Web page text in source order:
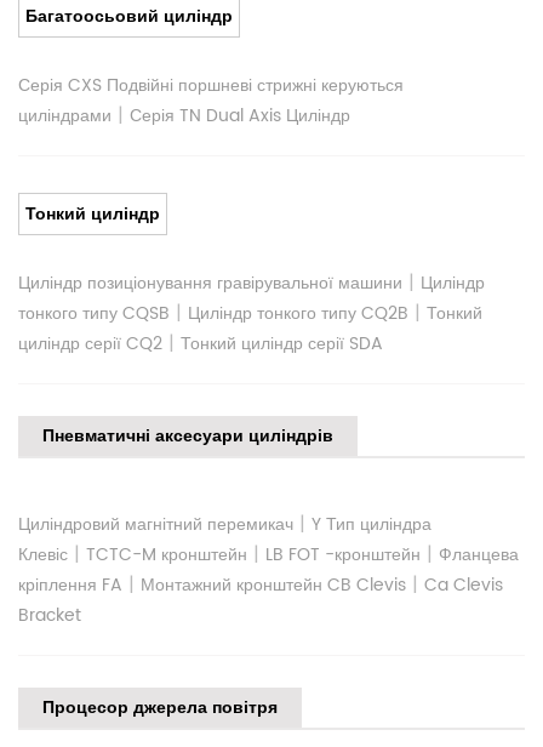
Багатоосьовий циліндр
Серія CXS Подвійні поршневі стрижні керуються
циліндрами | Серія TN Dual Axis Циліндр
Тонкий циліндр
Циліндр позиціонування гравірувальної машини | Циліндр
тонкого типу CQSB | Циліндр тонкого типу CQ2B | Тонкий
циліндр серії CQ2 | Тонкий циліндр серії SDA
Пневматичні аксесуари циліндрів
Циліндровий магнітний перемикач | Y Тип циліндра
Клевіс | TCTC-M кронштейн | LB FOT -кронштейн | Фланцева
кріплення FA | Монтажний кронштейн CB Clevis | Ca Clevis
Bracket
Процесор джерела повітря